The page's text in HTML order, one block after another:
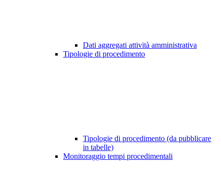
Dati aggregati attività amministrativa
Tipologie di procedimento
Tipologie di procedimento (da pubblicare
in tabelle)
Monitoraggio tempi procedimentali